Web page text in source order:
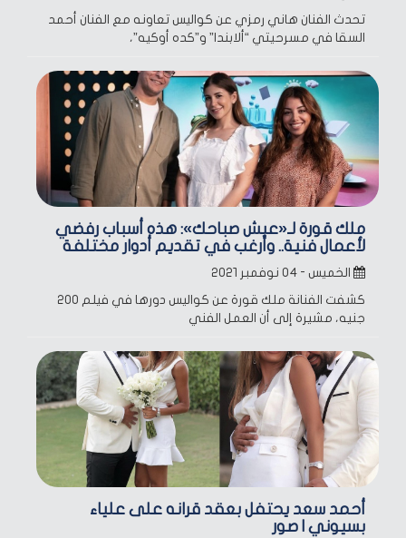
تحدث الفنان هاني رمزي عن كواليس تعاونه مع الفنان أحمد
السقا في مسرحيتي “ألابندا” و”كده أوكيه”،
ملك قورة لـ«عيش صباحك»: هذه أسباب رفضي
لأعمال فنية.. وأرغب في تقديم أدوار مختلفة
الخميس - ٠٤ نوفمبر ٢٠٢١
كشفت الفنانة ملك قورة عن كواليس دورها في فيلم 200
جنيه، مشيرة إلى أن العمل الفني
أحمد سعد يحتفل بعقد قرانه على علياء
بسيوني | صور